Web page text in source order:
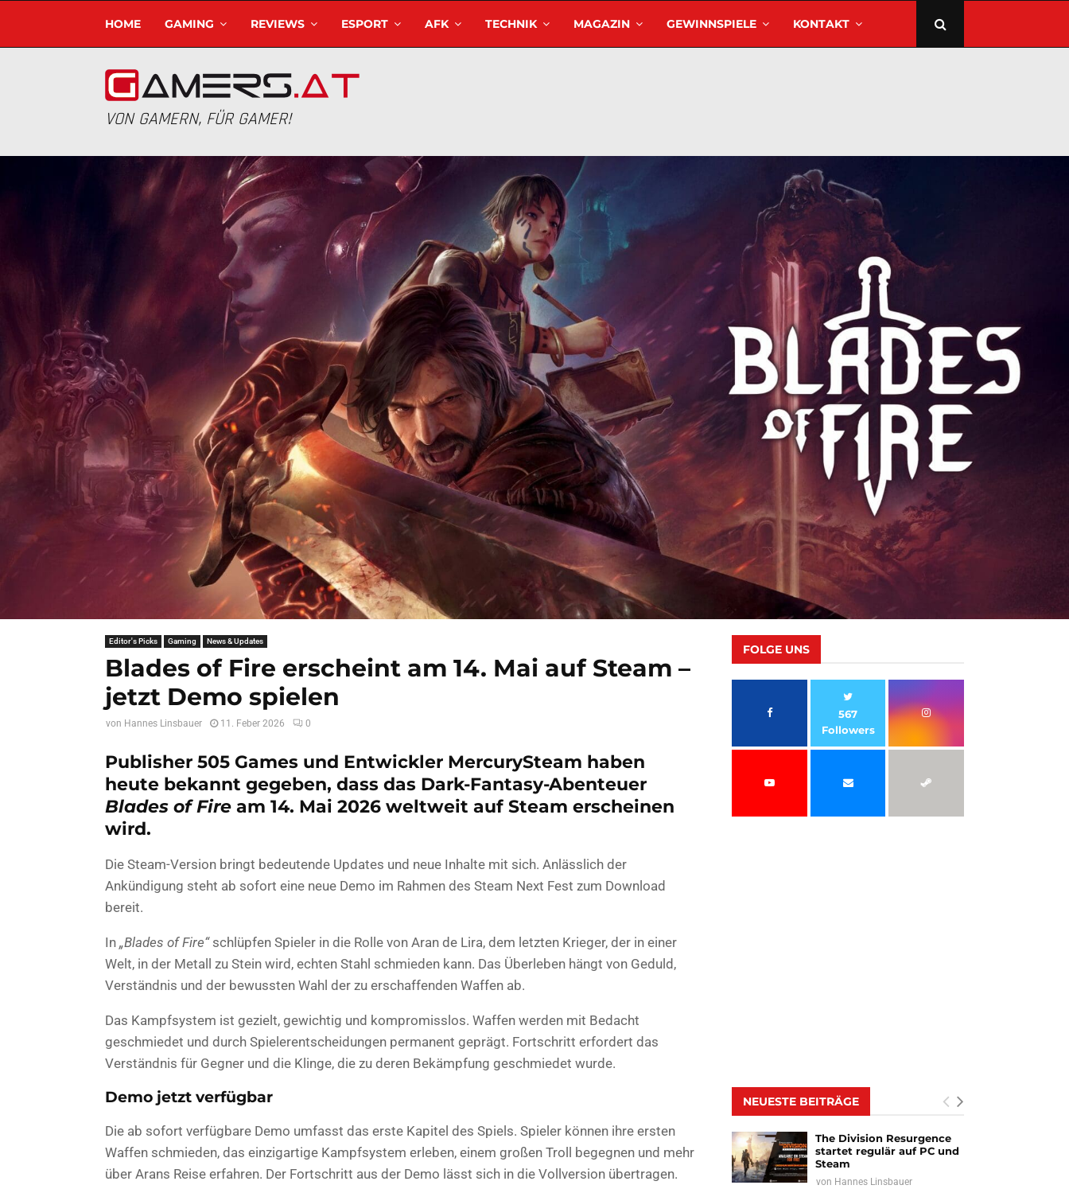
HOME GAMING REVIEWS ESPORT AFK TECHNIK MAGAZIN GEWINNSPIELE KONTAKT
VON GAMERN, FÜR GAMER!
Editor's Picks Gaming News & Updates
Blades of Fire erscheint am 14. Mai auf Steam –
jetzt Demo spielen
von Hannes Linsbauer 11. Feber 2026 0
Publisher 505 Games und Entwickler MercurySteam haben
heute bekannt gegeben, dass das Dark-Fantasy-Abenteuer
Blades of Fire am 14. Mai 2026 weltweit auf Steam erscheinen
wird.
Die Steam-Version bringt bedeutende Updates und neue Inhalte mit sich. Anlässlich der
Ankündigung steht ab sofort eine neue Demo im Rahmen des Steam Next Fest zum Download
bereit.
In „Blades of Fire“schlüpfen Spieler in die Rolle von Aran de Lira, dem letzten Krieger, der in einer
Welt, in der Metall zu Stein wird, echten Stahl schmieden kann. Das Überleben hängt von Geduld,
Verständnis und der bewussten Wahl der zu erschaffenden Waffen ab.
Das Kampfsystem ist gezielt, gewichtig und kompromisslos. Waffen werden mit Bedacht
geschmiedet und durch Spielerentscheidungen permanent geprägt. Fortschritt erfordert das
Verständnis für Gegner und die Klinge, die zu deren Bekämpfung geschmiedet wurde.
Demo jetzt verfügbar
Die ab sofort verfügbare Demo umfasst das erste Kapitel des Spiels. Spieler können ihre ersten
Waffen schmieden, das einzigartige Kampfsystem erleben, einem großen Troll begegnen und mehr
über Arans Reise erfahren. Der Fortschritt aus der Demo lässt sich in die Vollversion übertragen.
FOLGE UNS
567
Followers
NEUESTE BEITRÄGE
The Division Resurgence
startet regulär auf PC und
Steam
von Hannes Linsbauer